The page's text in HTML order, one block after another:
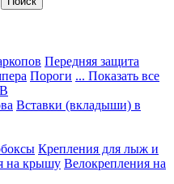
Передняя защита
Пороги ... Показать все
Вставки (вкладыши) в
Крепления для лыж и
на крышу Велокрепления на